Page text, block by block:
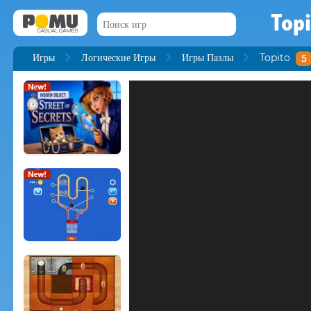
Игры Логические Игры Игры Пазлы Topito 5